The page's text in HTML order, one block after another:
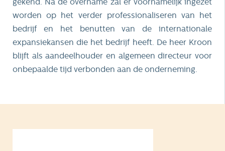
worden op het verder professionaliseren van het
bedrijf en het benutten van de internationale
expansiekansen die het bedrijf heeft. De heer Kroon
blijft als aandeelhouder en algemeen directeur voor
onbepaalde tijd verbonden aan de onderneming.